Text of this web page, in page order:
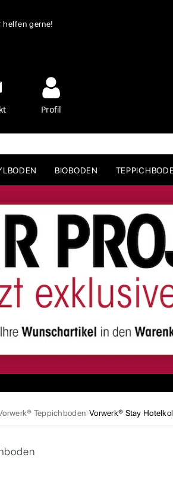
helfen gerne!
Profil
BIOBODEN
Teppichboden Vorwerk® Stay